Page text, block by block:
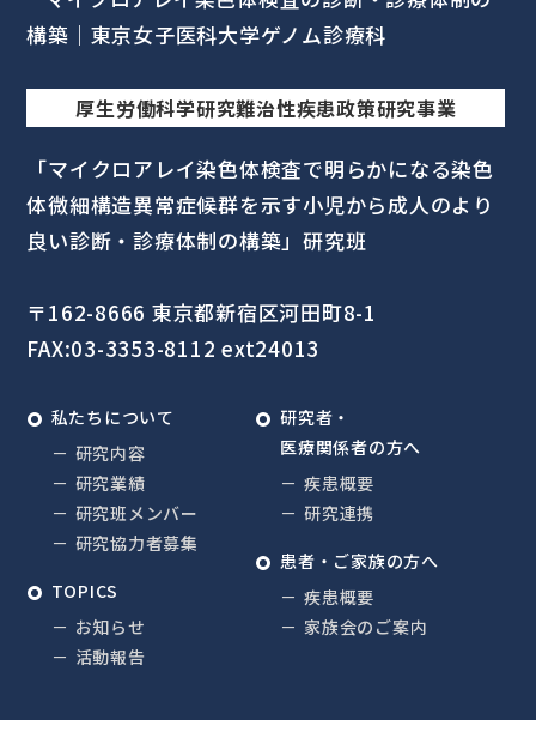
厚生労働科学研究難治性疾患政策研究事業
「マイクロアレイ染色体検査で明らかになる染色
体微細構造異常症候群を示す小児から成人のより
良い診断・診療体制の構築」研究班
〒162-8666 東京都新宿区河田町8-1
FAX:03-3353-8112 ext24013
私たちについて
研究内容
研究業績
研究班メンバー
研究協力者募集
TOPICS
お知らせ
活動報告
研究者・
医療関係者の方へ
疾患概要
研究連携
患者・ご家族の方へ
疾患概要
家族会のご案内